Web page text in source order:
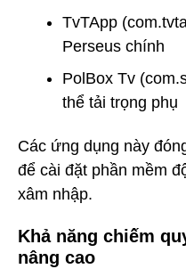
TvTApp
Perseus chính
PolBox Tv
thể tải trọng phụ
Các ứng dụng này
để cài đặt phần mềm
xâm nhập.
Khả năng chiếm
nâng cao